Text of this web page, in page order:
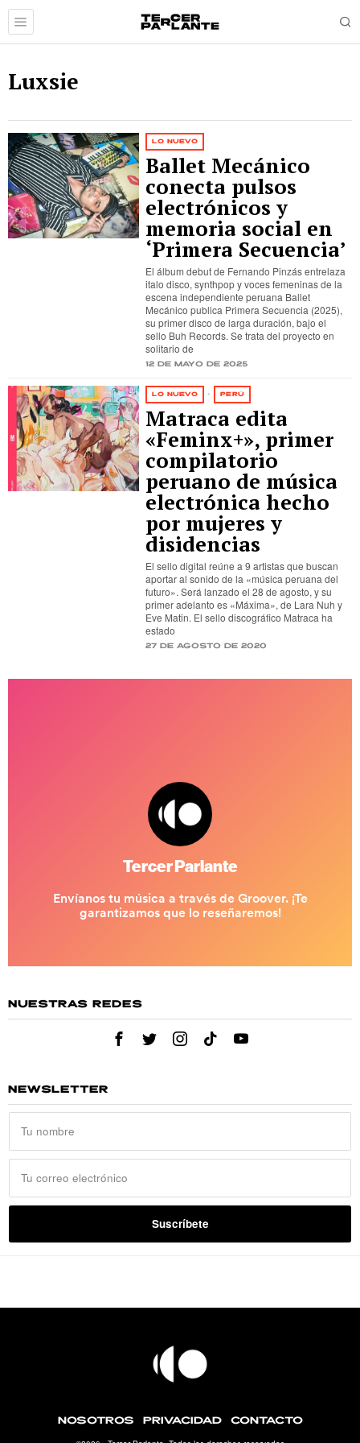
Luxsie
LO NUEVO
Ballet Mecánico
conecta pulsos
electrónicos y
memoria social en
‘Primera Secuencia’
El álbum debut de Fernando Pinzás entrelaza
italo disco, synthpop y voces femeninas de la
escena independiente peruana Ballet
Mecánico publica Primera Secuencia (2025),
su primer disco de larga duración, bajo el
sello Buh Records. Se trata del proyecto en
solitario de
12 de mayo de 2025
LO NUEVO · PERÚ
Matraca edita
«Feminx+», primer
compilatorio
peruano de música
electrónica hecho
por mujeres y
disidencias
El sello digital reúne a 9 artistas que buscan
aportar al sonido de la «música peruana del
futuro». Será lanzado el 28 de agosto, y su
primer adelanto es «Máxima», de Lara Nuh y
Eve Matin. El sello discográfico Matraca ha
estado
27 de agosto de 2020
NUESTRAS REDES
NEWSLETTER
NOSOTROS PRIVACIDAD CONTACTO